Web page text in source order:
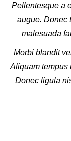
Pellentesque a
augue. Donec
malesuada
Morbi blandit
Aliquam tempus
Donec ligula